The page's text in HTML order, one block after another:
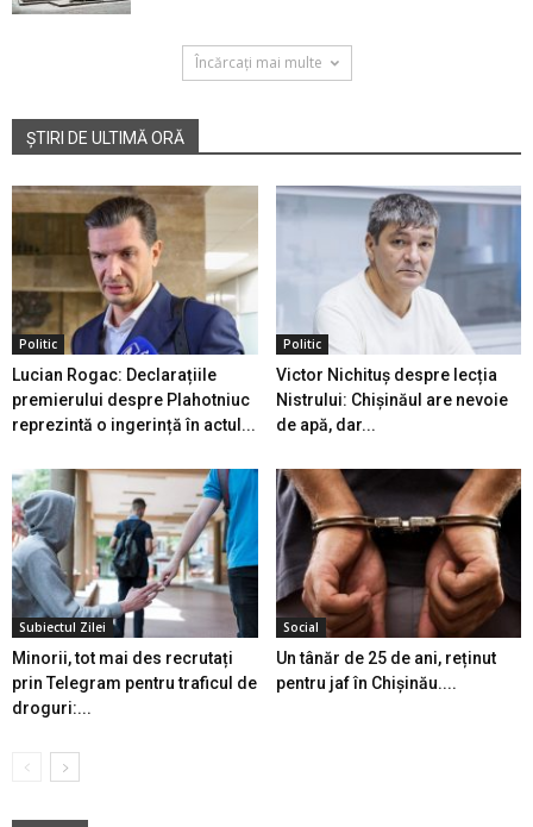
Încărcați mai multe
ȘTIRI DE ULTIMĂ ORĂ
Politic
Lucian Rogac: Declarațiile
premierului despre Plahotniuc
reprezintă o ingerință în actul...
Politic
Victor Nichituș despre lecția
Nistrului: Chișinăul are nevoie
de apă, dar...
Subiectul Zilei
Minorii, tot mai des recrutați
prin Telegram pentru traficul de
droguri:...
Social
Un tânăr de 25 de ani, reținut
pentru jaf în Chișinău....